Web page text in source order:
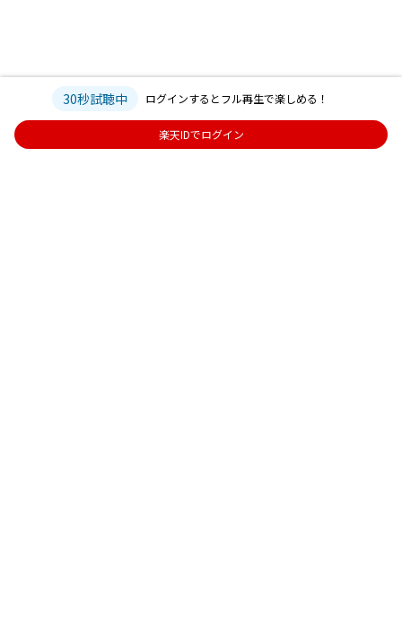
30秒試聴中 ログインするとフル再生で楽しめる！
楽天IDでログイン